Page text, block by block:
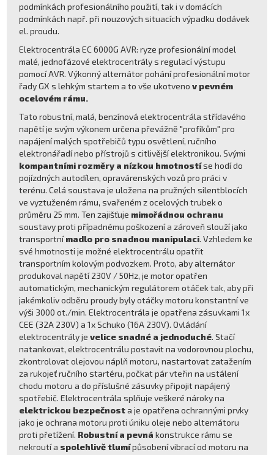
podmínkách profesionálního použití, tak i v domácích
podmínkách např. při nouzových situacích výpadku dodávek
el. proudu.
Elektrocentrála EC 6000G AVR: ryze profesionální model
malé, jednofázové elektrocentrály s regulací výstupu
pomocí AVR. Výkonný alternátor pohání profesionální motor
řady GX s lehkým startem a to vše ukotveno v pevném
ocelovém rámu.
Tato robustní, malá, benzínová elektrocentrála střídavého
napětí je svým výkonem určena převážně "profíkům" pro
napájení malých spotřebičů typu osvětlení, ručního
elektronářadí nebo přístrojů s citlivější elektronikou. Svými
kompantními rozměry a nízkou hmotnostíse hodí do
pojízdných autodílen, opravárenských vozů pro práci v
terénu. Celá soustava je uložena na pružných silentblocích
ve vyztuženém rámu, svařeném z ocelových trubek o
průměru 25 mm. Ten zajišťuje mimořádnou ochranu
soustavy proti případnému poškození a zároveň slouží jako
transportnímadlo pro snadnou manipulaci. Vzhledem ke
své hmotnosti je možné elektrocentrálu opatřit
transportním kolovým podvozkem. Proto, aby alternátor
produkoval napětí 230V / 50Hz, je motor opatřen
automatickým, mechanickým regulátorem otáček tak, aby při
jakémkoliv odběru proudy byly otáčky motoru konstantní ve
výši 3000 ot./min. Elektrocentrála je opatřena zásuvkami 1x
CEE (32A 230V) a 1x Schuko (16A 230V). Ovládání
elektrocentrály jevelice snadné a jednoduché. Stačí
natankovat, elektrocentrálu postavit na vodorovnou plochu,
zkontrolovat olejovou náplň motoru, nastartovat zatažením
za rukojeť ručního startéru, počkat pár vteřin na ustálení
chodu motoru a do příslušné zásuvky připojit napájený
spotřebič. Elektrocentrála splňuje veškeré nároky na
elektrickou bezpečnosta je opatřena ochrannými prvky
jako je ochrana motoru proti úniku oleje nebo alternátoru
proti přetížení. Robustní a pevná konstrukce rámu se
nekroutí a spolehlivě tlumípůsobení vibrací od motoru na